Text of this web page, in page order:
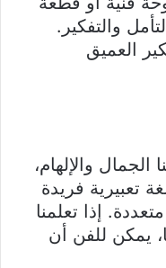
والتفكير.
العميق
والإلهام،
تعبيرية فريدة
إذا تعلمنا
يمكن للفن أن